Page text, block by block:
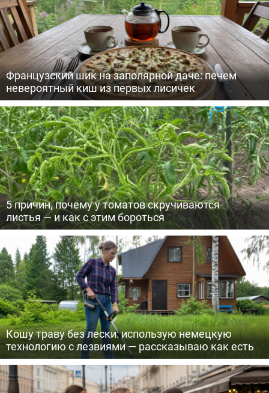
Французский шик на заполярной даче: печем
невероятный киш из первых лисичек
5 причин, почему у томатов скручиваются
листья — и как с этим бороться
Кошу траву без лески: использую немецкую
технологию с лезвиями — рассказываю как есть